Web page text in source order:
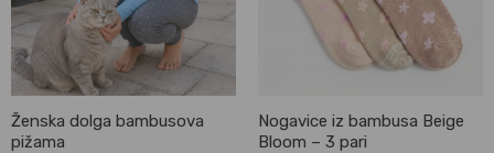
Ženska dolga bambusova
pižama
Nogavice iz bambusa Beige
Bloom – 3 pari